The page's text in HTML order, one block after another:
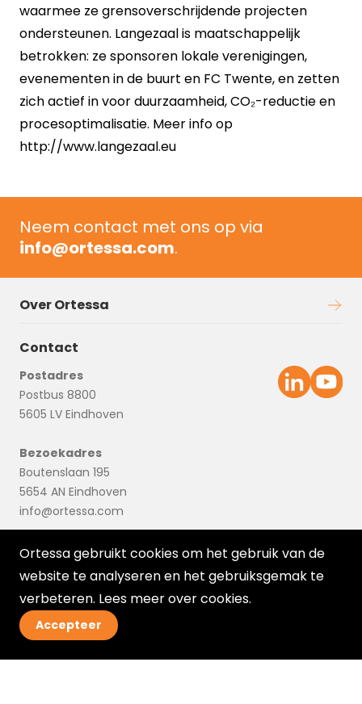
waarmee ze grensoverschrijdende projecten
ondersteunen. Langezaal is maatschappelijk
betrokken: ze sponsoren lokale verenigingen,
evenementen in de buurt en FC Twente, en zetten
zich actief in voor duurzaamheid, CO₂-reductie en
procesoptimalisatie. Meer info op
http://www.langezaal.eu
Neem contact met ons op via
info@ortessa.com.
Over Ortessa
Contact
Postadres
Postbus 8800
5605 LV Eindhoven
Bezoekadres
Boutenslaan 195
5654 AN Eindhoven
info@ortessa.com
© 2026 Ortessa
Ortessa gebruikt cookies om het gebruik van de
website te analyseren en het gebruiksgemak te
verbeteren. Lees meer overcookies.
Accepteer